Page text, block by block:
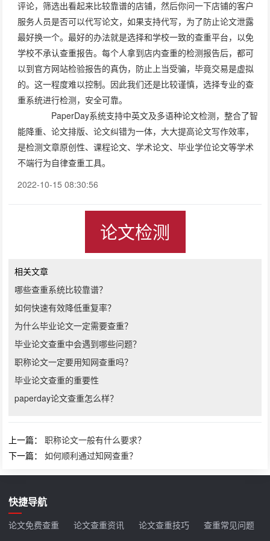
评论，筛选出看起来比较靠谱的店铺，然后你问一下店铺的客户
服务人员是否可以代写论文，如果支持代写，为了防止论文泄露
最好换一个。最好的办法就是选择和学校一致的查重平台，以免
学校不承认查重报告。每个人拿到店内查重的检测报告后，都可
以到官方网站检验报告的真伪，防止上当受骗，毕竟交易是虚拟
的。这一程度难以控制。因此我们还是比较谨慎，选择专业的查
重系统进行检测，安全可靠。
PaperDay系统支持中英文及多语种论文检测，整合了智
能降重、论文排版、论文纠错为一体，大大提高论文写作效率，
是检测文章原创性、课程论文、学术论文、毕业学位论文等学术
不端行为自律查重工具。
2022-10-15 08:30:56
论文检测
相关文章
哪些查重系统比较靠谱？
如何快速有效降低重复率？
为什么毕业论文一定需要查重？
毕业论文查重中会遇到哪些问题？
职称论文一定要用知网查重吗？
毕业论文查重的重要性
paperday论文查重怎么样？
上一篇：职称论文一般有什么要求？
下一篇：如何顺利通过知网查重？
快捷导航
论文免费查重 论文查重资讯 论文查重技巧 查重常见问题